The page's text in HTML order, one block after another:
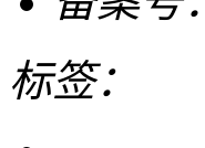
标签：